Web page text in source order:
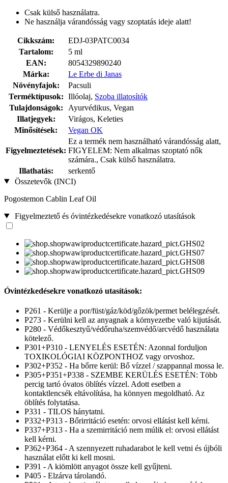
Csak külső használatra.
Ne használja várandósság vagy szoptatás ideje alatt!
Cikkszám:
EDJ-03PATC0034
Tartalom:
5 ml
EAN:
8054329890240
Márka:
Le Erbe di Janas
Növényfajok:
Pacsuli
Terméktípusok: Illóolaj, Szoba illatosítók
Tulajdonságok:
Ayurvédikus, Vegan
Illatjegyek:
Virágos, Keleties
Minősítések:
Vegan OK
Figyelmeztetések:
Ez a termék nem használható várandósság alatt,
FIGYELEM: Nem alkalmas szoptató nők
számára., Csak külső használatra.
Illathatás:
serkentő
Összetevők (INCI)
Pogostemon Cablin Leaf Oil
Figyelmeztető és óvintézkedésekre vonatkozó utasítások
Óvintézkedésekre vonatkozó utasítások:
P261 - Kerülje a por/füst/gáz/köd/gőzök/permet belélegzését.
P273 - Kerülni kell az anyagnak a környezetbe való kijutását.
P280 - Védőkesztyű/védőruha/szemvédő/arcvédő használata
kötelező.
P301+P310 - LENYELÉS ESETÉN: Azonnal forduljon
TOXIKOLÓGIAI KÖZPONTHOZ vagy orvoshoz.
P302+P352 - Ha bőrre kerül: Bő vízzel / szappannal mossa le.
P305+P351+P338 - SZEMBE KERÜLÉS ESETÉN: Több
percig tartó óvatos öblítés vízzel. Adott esetben a
kontaktlencsék eltávolítása, ha könnyen megoldható. Az
öblítés folytatása.
P331 - TILOS hánytatni.
P332+P313 - Bőrirritáció esetén: orvosi ellátást kell kérni.
P337+P313 - Ha a szemirritáció nem múlik el: orvosi ellátást
kell kérni.
P362+P364 - A szennyezett ruhadarabot le kell vetni és újbóli
használat előtt ki kell mosni.
P391 - A kiömlött anyagot össze kell gyűjteni.
P405 - Elzárva tárolandó.